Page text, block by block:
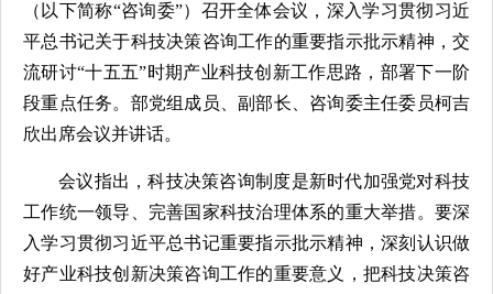
（以下简称“咨询委”）召开全体会议，深入学习贯彻习近
平总书记关于科技决策咨询工作的重要指示批示精神，交
流研讨“十五五”时期产业科技创新工作思路，部署下一阶
段重点任务。部党组成员、副部长、咨询委主任委员柯吉
欣出席会议并讲话。
会议指出，科技决策咨询制度是新时代加强党对科技
工作统一领导、完善国家科技治理体系的重大举措。要深
入学习贯彻习近平总书记重要指示批示精神，深刻认识做
好产业科技创新决策咨询工作的重要意义，把科技决策咨